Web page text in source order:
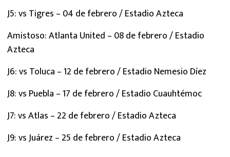
J5: vs Tigres – 04 de febrero / Estadio Azteca
Amistoso: Atlanta United – 08 de febrero / Estadio
Azteca
J6: vs Toluca – 12 de febrero / Estadio Nemesio Díez
J8: vs Puebla – 17 de febrero / Estadio Cuauhtémoc
J7: vs Atlas – 22 de febrero / Estadio Azteca
J9: vs Juárez – 25 de febrero / Estadio Azteca